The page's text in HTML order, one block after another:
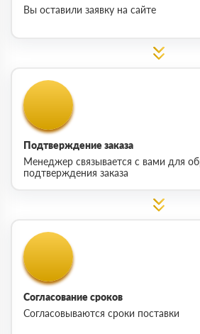
Вы оставили заявку на сайте
Подтверждение заказа
Менеджер связывается с вами для
подтверждения заказа
Согласование сроков
Согласовываются сроки поставки